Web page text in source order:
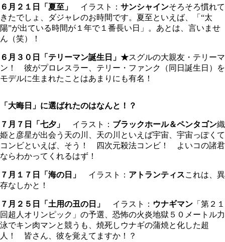
６月２１日「夏至」 イラスト： サンシャインそろそろ慣れて
きたでしょ、ダジャレのお時間です。夏至といえば、「“太
陽”が出ている時間が１年で１番長い日」。あとは、言いませ
ん（笑）！
６月３０日「テリーマン誕生日」★スグルの大親友・テリーマ
ン！ 彼がプロレスラー、テリー・ファンク（同日誕生日）を
モデルに生まれたことはあまりにも有名！
「大晦日」に選ばれたのはなんと！？
７月７日「七夕」 イラスト： ブラックホール＆ペンタゴン織
姫と彦星が出会う天の川、天の川といえば宇宙、宇宙っぽくて
コンビといえば、そう！ 四次元殺法コンビ！ よいコの諸君
ならわかってくれるはず！
７月１７日「海の日」 イラスト： アトランティスこれは、異
存なしかと！
７月２５日「土用の丑の日」 イラスト： ウナギマン 「第２１
回超人オリンピック」の予選、恐怖の火炎地獄５０メートル力
泳でキン肉マンと競うも、焼死しウナギの蒲焼と化した超
人！ 皆さん、彼を覚えてますか！？